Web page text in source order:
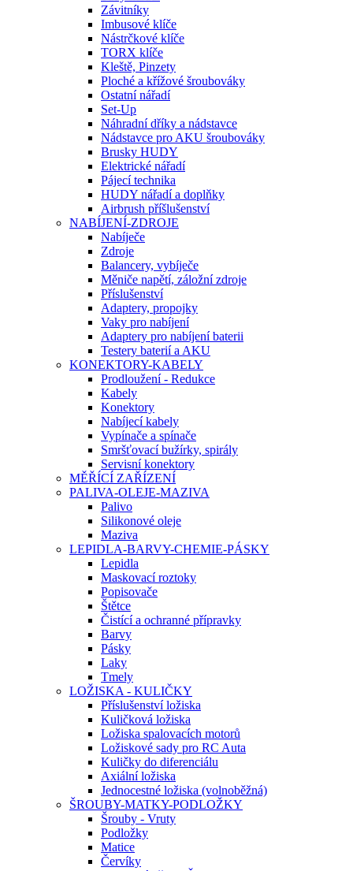
Závitníky
Imbusové klíče
Nástrčkové klíče
TORX klíče
Kleště, Pinzety
Ploché a křížové šroubováky
Ostatní nářadí
Set-Up
Náhradní dříky a nádstavce
Nádstavce pro AKU šroubováky
Brusky HUDY
Elektrické nářadí
Pájecí technika
HUDY nářadí a doplňky
Airbrush příšlušenství
NABÍJENÍ-ZDROJE
Nabíječe
Zdroje
Balancery, vybíječe
Měniče napětí, záložní zdroje
Příslušenství
Adaptery, propojky
Vaky pro nabíjení
Adaptery pro nabíjení baterii
Testery baterií a AKU
KONEKTORY-KABELY
Prodloužení - Redukce
Kabely
Konektory
Nabíjecí kabely
Vypínače a spínače
Smršťovací bužírky, spirály
Servisní konektory
MĚŘÍCÍ ZAŘÍZENÍ
PALIVA-OLEJE-MAZIVA
Palivo
Silikonové oleje
Maziva
LEPIDLA-BARVY-CHEMIE-PÁSKY
Lepidla
Maskovací roztoky
Popisovače
Štětce
Čistící a ochranné přípravky
Barvy
Pásky
Laky
Tmely
LOŽISKA - KULIČKY
Příslušenství ložiska
Kuličková ložiska
Ložiska spalovacích motorů
Ložiskové sady pro RC Auta
Kuličky do diferenciálu
Axiální ložiska
Jednocestné ložiska (volnoběžná)
ŠROUBY-MATKY-PODLOŽKY
Šrouby - Vruty
Podložky
Matice
Červíky